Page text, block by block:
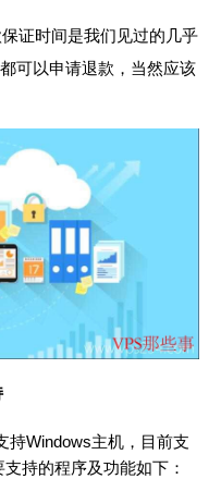
证时间是我们见过的几乎
可以申请退款，当然应该
持Windows主机，目前支
持的程序及功能如下：